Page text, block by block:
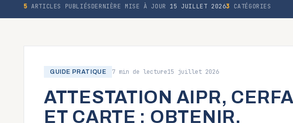
5 ARTICLES PUBLIÉSDERNIÈRE MISE À JOUR 15 JUILLET 20263 CATÉGORIES
GUIDE PRATIQUE 7 min de lecture15 juillet 2026
ATTESTATION AIPR,
ET CARTE : OBTENIR,